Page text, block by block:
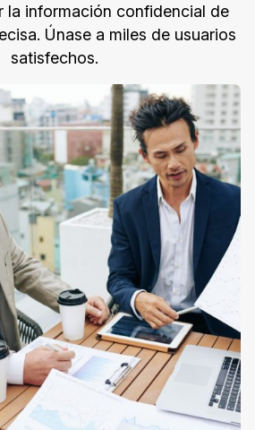
la información confidencial de
Únase a miles de usuarios
satisfechos.